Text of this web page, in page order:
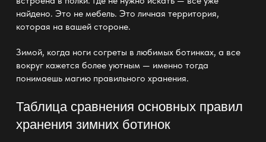
найдено. Это не мебель. Это личная территория,
которая на вашей стороне.
Зимой, когда ноги согреты в любимых ботинках, а все
вокруг кажется более уютным — именно тогда
понимаешь магию правильного хранения.
Таблица сравнения основных правил
хранения зимних ботинок